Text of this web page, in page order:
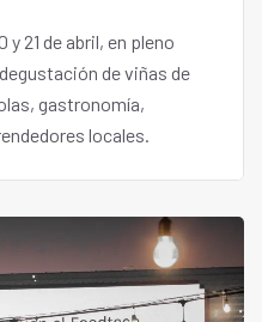
21 de abril, en pleno
de viñas de
gastronomía,
locales.